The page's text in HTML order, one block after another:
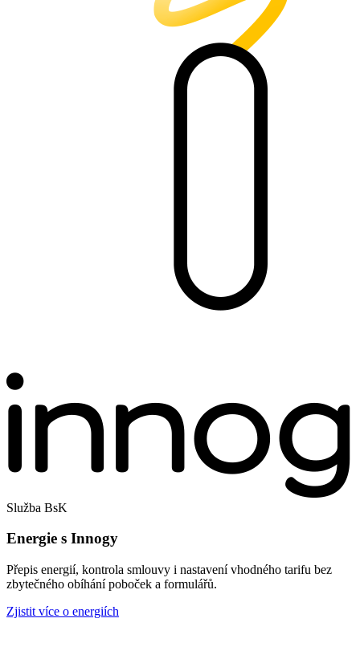
Služba BsK
Energie s Innogy
Přepis energií, kontrola smlouvy i nastavení vhodného tarifu bez
zbytečného obíhání poboček a formulářů.
Zjistit více o energiích